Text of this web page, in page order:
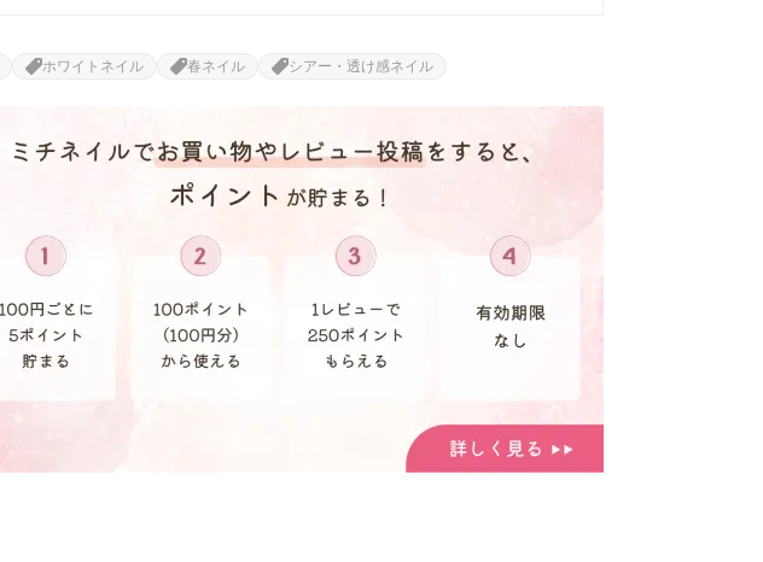
ホワイトネイル 春ネイル
シアー・透け感ネイル